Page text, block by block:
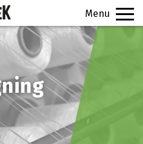
Menu
PRODUCTEN
VEELGESTELDE VRAGEN